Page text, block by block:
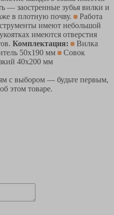
— заостренные зубья вилки и
в плотную почву.
Работа
имеют небольшой
имеются отверстия
Комплектация:
Вилка
50х190 мм
Совок
40х200 мм
с выбором — будьте первым,
этом товаре.